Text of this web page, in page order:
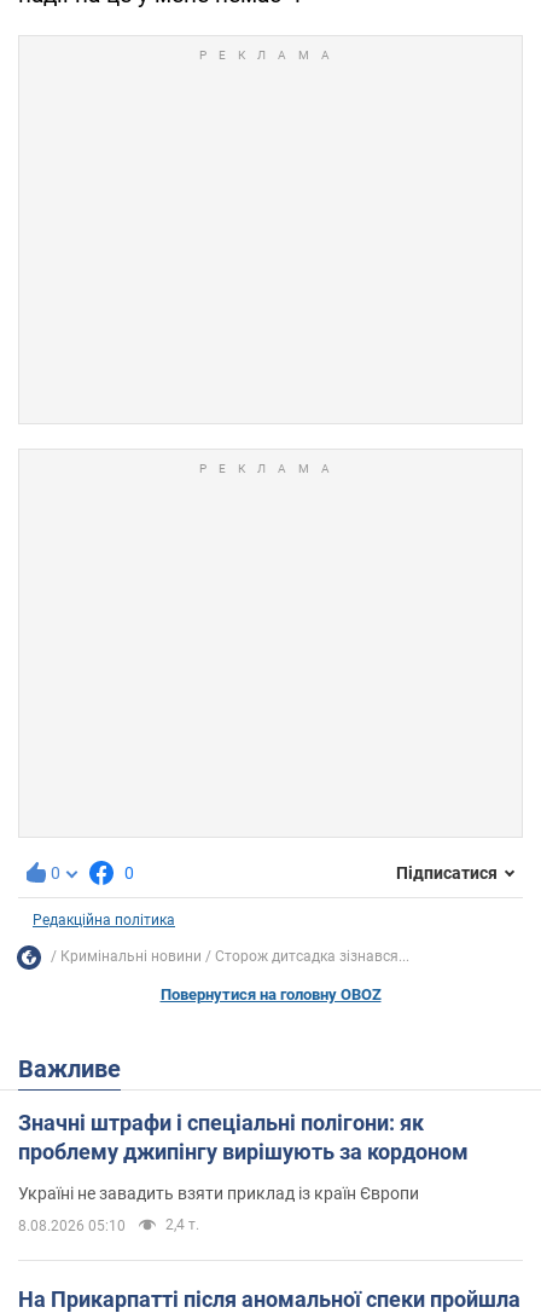
0 0 Підписатися
Редакційна політика
Кримінальні новини Сторож дитсадка зізнався...
Повернутися на головну OBOZ
Важливе
Значні штрафи і спеціальні полігони: як
проблему джипінгу вирішують за кордоном
Україні не завадить взяти приклад із країн Європи
8.08.2026 05:10 2,4 т.
На Прикарпатті після аномальної спеки пройшла